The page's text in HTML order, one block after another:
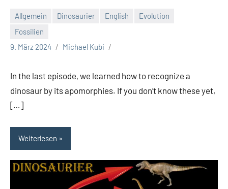
Allgemein Dinosaurier English
Evolution
Fossilien
9. März 2024
Michael Kubi
In the last episode, we learned how to recognize a
dinosaur by its apomorphies. If you don’t know these yet,
[…]
Weiterlesen